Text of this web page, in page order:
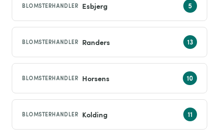
BLOMSTERHANDLER Esbjerg
BLOMSTERHANDLER Randers
BLOMSTERHANDLER Horsens
BLOMSTERHANDLER Kolding